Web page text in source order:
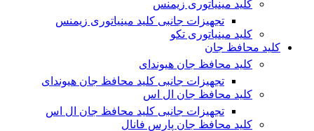
کلید مینیاتوری زیمنس
تجهیزات جانبی کلید مینیاتوری زیمنس
کلید مینیاتوری تکو
کلید محافظ جان
کلید محافظ جان هیوندای
تجهیزات جانبی کلید محافظ جان هیوندای
کلید محافظ جان ال اس
تجهیزات جانبی کلید محافظ جان ال اس
کلید محافظ جان پارس فانال